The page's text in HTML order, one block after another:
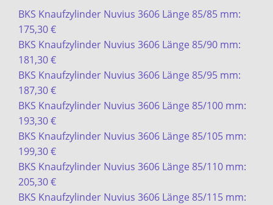
BKS Knaufzylinder Nuvius 3606 Länge 85/85 mm:
175,30 €
BKS Knaufzylinder Nuvius 3606 Länge 85/90 mm:
181,30 €
BKS Knaufzylinder Nuvius 3606 Länge 85/95 mm:
187,30 €
BKS Knaufzylinder Nuvius 3606 Länge 85/100 mm:
193,30 €
BKS Knaufzylinder Nuvius 3606 Länge 85/105 mm:
199,30 €
BKS Knaufzylinder Nuvius 3606 Länge 85/110 mm:
205,30 €
BKS Knaufzylinder Nuvius 3606 Länge 85/115 mm: